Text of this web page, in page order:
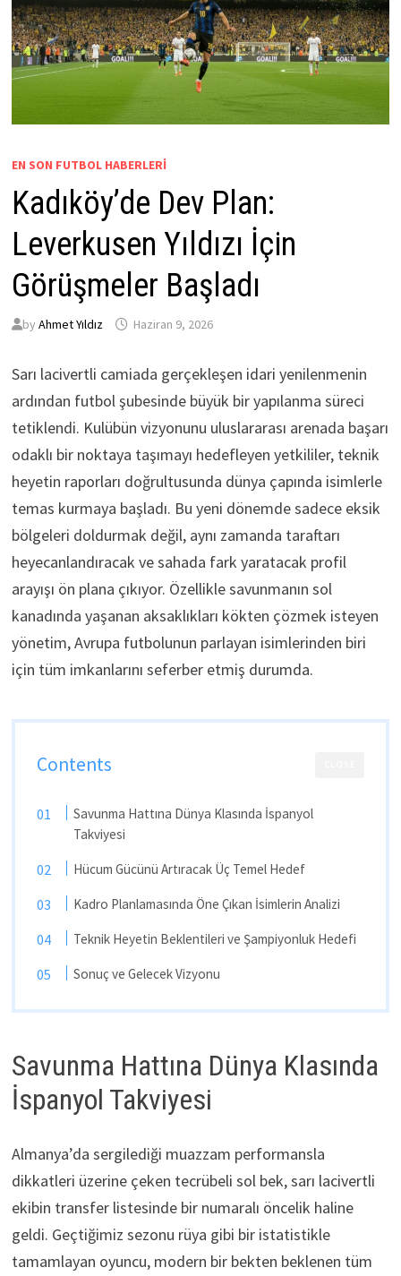
EN SON FUTBOL HABERLERI
Kadıköy’de Dev Plan:
Leverkusen Yıldızı İçin
Görüşmeler Başladı
by Ahmet Yıldız Haziran 9, 2026
Sarı lacivertli camiada gerçekleşen idari yenilenmenin
ardından futbol şubesinde büyük bir yapılanma süreci
tetiklendi. Kulübün vizyonunu uluslararası arenada başarı
odaklı bir noktaya taşımayı hedefleyen yetkililer, teknik
heyetin raporları doğrultusunda dünya çapında isimlerle
temas kurmaya başladı. Bu yeni dönemde sadece eksik
bölgeleri doldurmak değil, aynı zamanda taraftarı
heyecanlandıracak ve sahada fark yaratacak profil
arayışı ön plana çıkıyor. Özellikle savunmanın sol
kanadında yaşanan aksaklıkları kökten çözmek isteyen
yönetim, Avrupa futbolunun parlayan isimlerinden biri
için tüm imkanlarını seferber etmiş durumda.
Contents
Savunma Hattına Dünya Klasında İspanyol
Takviyesi
Hücum Gücünü Artıracak Üç Temel Hedef
Kadro Planlamasında Öne Çıkan İsimlerin Analizi
Teknik Heyetin Beklentileri ve Şampiyonluk Hedefi
Sonuç ve Gelecek Vizyonu
Savunma Hattına Dünya Klasında
İspanyol Takviyesi
Almanya’da sergilediği muazzam performansla
dikkatleri üzerine çeken tecrübeli sol bek, sarı lacivertli
ekibin transfer listesinde bir numaralı öncelik haline
geldi. Geçtiğimiz sezonu rüya gibi bir istatistikle
tamamlayan oyuncu, modern bir bekten beklenen tüm